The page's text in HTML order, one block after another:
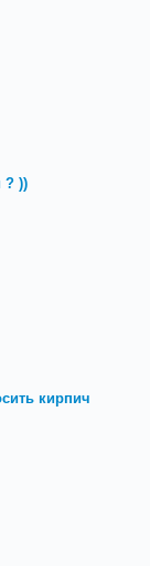
? ))
кирпич